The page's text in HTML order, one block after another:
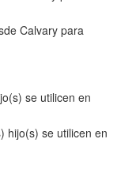
Calvary para
se utilicen en
hijo(s) se utilicen en